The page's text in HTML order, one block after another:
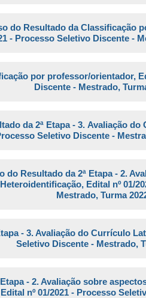
do Resultado da Classificação
- Processo Seletivo Discente -
por professor/orientador,
Discente - Mestrado,
da 2ª Etapa - 3. Avaliação do
Seletivo Discente -
do Resultado da 2ª Etapa - 2.
Edital nº 01/
Mestrado, Turma
- 3.Avaliação do Currículo
Seletivo Discente - Mestrado,
- 2. Avaliação sobre
Edital nº 01/2021 - Processo